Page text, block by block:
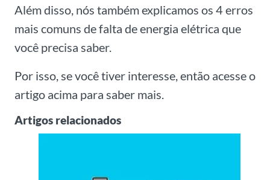
Além disso, nós também explicamos os 4 erros
mais comuns de falta de energia elétrica que
você precisa saber.
Por isso, se você tiver interesse, então acesse o
artigo acima para saber mais.
Artigos relacionados